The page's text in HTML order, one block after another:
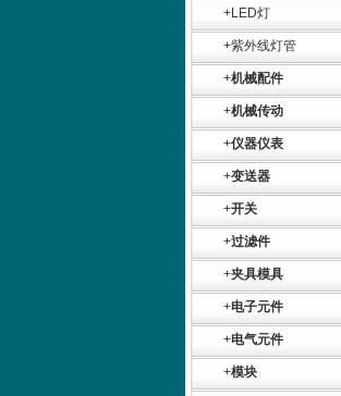
+LED灯
+紫外线灯管
+机械配件
+机械传动
+仪器仪表
+变送器
+开关
+过滤件
+夹具模具
+电子元件
+电气元件
+模块